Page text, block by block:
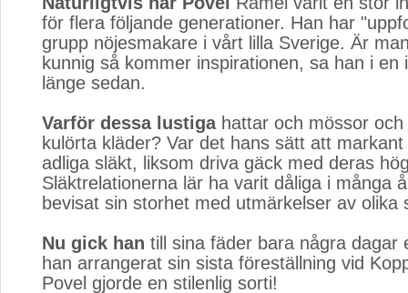
för flera följande generationer. Han har
grupp nöjesmakare i vårt lilla Sverige. Är
kunnig så kommer inspirationen, sa han i en
länge sedan.
Varför dessa lustigahattar och mössor och
kulörta kläder? Var det hans sätt att
adliga släkt, liksom driva gäck med deras
Släktrelationerna lär ha varit dåliga i många
bevisat sin storhet med utmärkelser av olika
Nu gick han till sina fäder bara några dagar
han arrangerat sin sista föreställning vid
Povel gjorde en stilenlig sorti!